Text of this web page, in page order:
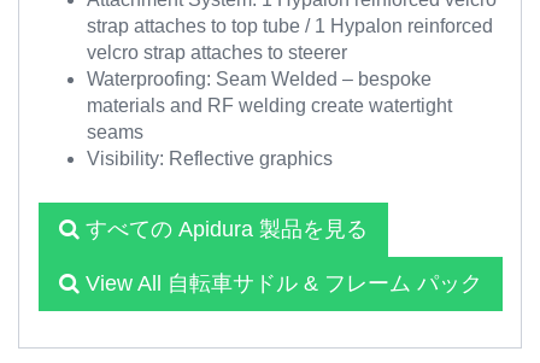
strap attaches to top tube / 1 Hypalon reinforced
velcro strap attaches to steerer
Waterproofing: Seam Welded – bespoke
materials and RF welding create watertight
seams
Visibility: Reflective graphics
すべての Apidura 製品を見る
View All 自転車サドル & フレーム パック